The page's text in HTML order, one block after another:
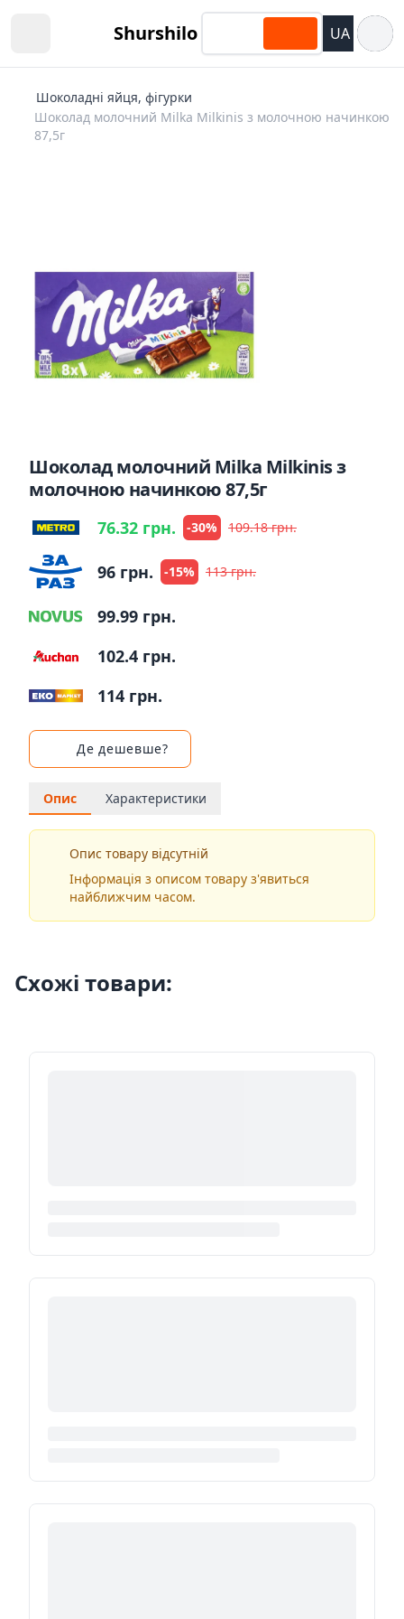
Shurshilo UA
Шоколадні яйця, фігурки
Шоколад молочний Milka Milkinis з молочною начинкою
87,5г
Шоколад молочний Milka Milkinis з
молочною начинкою 87,5г
76.32 грн. -30% 109.18 грн.
96 грн. -15% 113 грн.
99.99 грн.
102.4 грн.
114 грн.
Де дешевше?
Опис Характеристики
Опис товару відсутній
Інформація з описом товару з'явиться
найближчим часом.
Схожі товари: